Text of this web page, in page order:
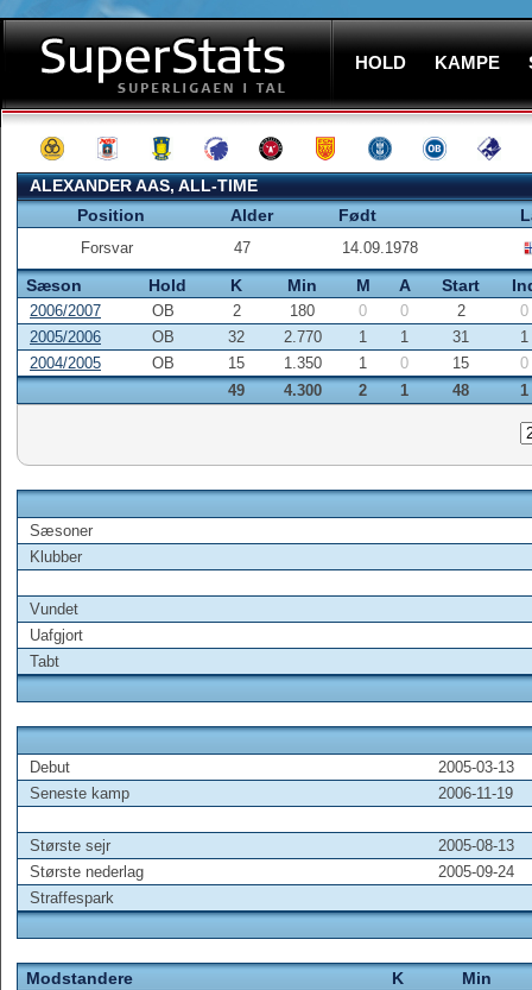
HOLD KAMPE
ALEXANDER AAS, ALL-TIME
Position
Alder Født
Forsvar 47 14.09.1978
Sæson Hold K Min M A Start
2006/2007 OB 2 180 0 0 2
0
2005/2006
OB 32 2.770 1 1 31
1
2004/2005
OB 15 1.350 1 0 15
0
49
4.300 2 1 48 1
Sæsoner
Klubber
Vundet
Uafgjort
Tabt
Debut
2005-03-13
Seneste kamp
2006-11-19
Største sejr
2005-08-13
Største nederlag
2005-09-24
Straffespark
Modstandere K Min